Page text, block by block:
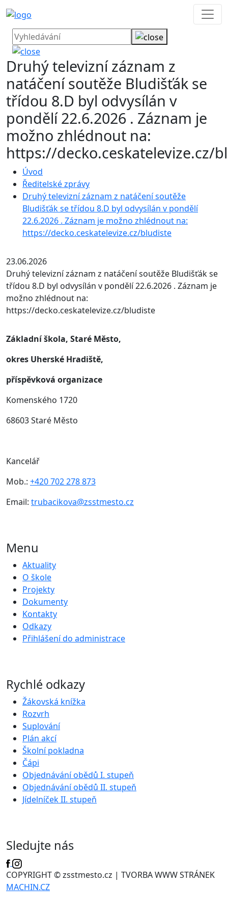
Druhý televizní záznam z
natáčení soutěže Bludišťák se
třídou 8.D byl odvysílán v
pondělí 22.6.2026 . Záznam je
možno zhlédnout na:
https://decko.ceskatelevize.cz/
Úvod
Ředitelské zprávy
Druhý televizní záznam z natáčení soutěže
Bludišťák se třídou 8.D byl odvysílán v pondělí
22.6.2026 . Záznam je možno zhlédnout na:
https://decko.ceskatelevize.cz/bludiste
23.06.2026
Druhý televizní záznam z natáčení soutěže Bludišťák se
třídou 8.D byl odvysílán v pondělí 22.6.2026 . Záznam je
možno zhlédnout na:
https://decko.ceskatelevize.cz/bludiste
Základní škola, Staré Město,
okres Uherské Hradiště,
příspěvková organizace
Komenského 1720
68603 Staré Město
Kancelář
Mob.: +420 702 278 873
Email: trubacikova@zsstmesto.cz
Menu
Aktuality
O škole
Projekty
Dokumenty
Kontakty
Odkazy
Přihlášení do administrace
Rychlé odkazy
Žákovská knížka
Rozvrh
Suplování
Plán akcí
Školní pokladna
Čápi
Objednávání obědů I. stupeň
Objednávání obědů II. stupeň
Jídelníček II. stupeň
Sledujte nás
COPYRIGHT © zsstmesto.cz | TVORBA WWW STRÁNEK
MACHIN.CZ